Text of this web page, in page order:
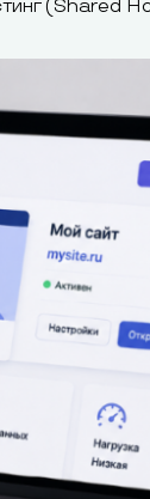
(Shared